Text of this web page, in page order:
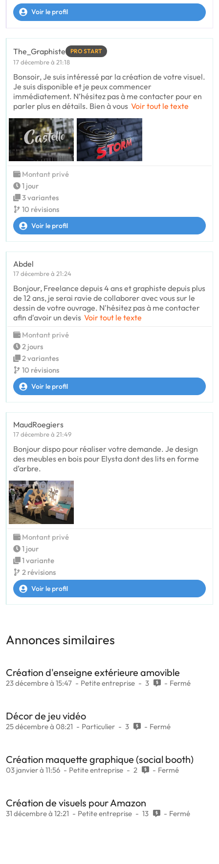
Voir le profil
The_Graphiste PRO START
17 décembre à 21:18
Bonsoir, Je suis intéressé par la création de votre visuel.
Je suis disponible et je peux commencer
immédiatement. N’hésitez pas à me contacter pour en
parler plus en détails. Bien à vous Voir tout le texte
Montant privé
1 jour
3 variantes
10 révisions
Voir le profil
Abdel
17 décembre à 21:24
Bonjour, Freelance depuis 4 ans et graphiste depuis plus
de 12 ans, je serai ravie de collaborer avec vous sur le
dessin de votre ouvrage. N'hésitez pas à me contacter
afin d'avoir un devis Voir tout le texte
Montant privé
2 jours
2 variantes
10 révisions
Voir le profil
MaudRoegiers
17 décembre à 21:49
Bonjour dispo pour réaliser votre demande. Je design
des meubles en bois pour Elysta dont des lits en forme
d’arbre.
Montant privé
1 jour
1 variante
2 révisions
Voir le profil
Annonces similaires
Création d'enseigne extérieure amovible
23 décembre à 15:47 Petite entreprise 3 Fermé
Décor de jeu vidéo
25 décembre à 08:21 Particulier 3 Fermé
Création maquette graphique (social booth)
03 janvier à 11:56 Petite entreprise 2 Fermé
Création de visuels pour Amazon
31 décembre à 12:21 Petite entreprise 13 Fermé